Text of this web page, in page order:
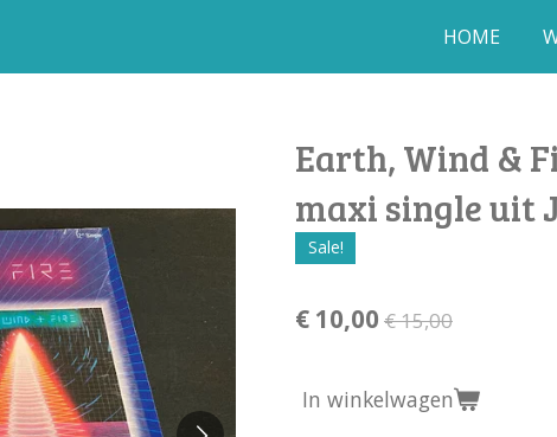
HOME
Earth, Wind &
maxi single uit
Sale!
€ 10,00 € 15,00
In winkelwagen